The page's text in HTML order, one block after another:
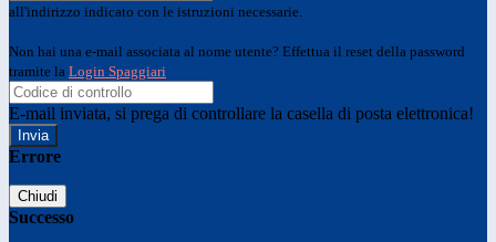
all'indirizzo indicato con le istruzioni necessarie.
Non hai una e-mail associata al nome utente? Effettua il reset della password
tramite la Login Spaggiari
E-mail inviata, si prega di controllare la casella di posta elettronica!
Errore
Chiudi
Successo